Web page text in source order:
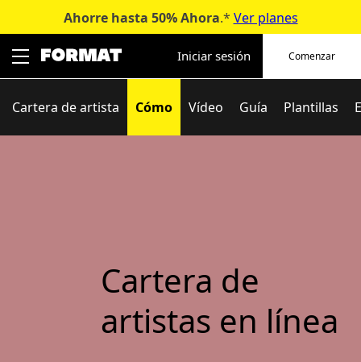
contenido
Ahorre hasta 50% Ahora.* Ver planes
Iniciar sesión Comenzar
Cartera de artista Cómo Vídeo Guía Plantillas
Cartera de
artistas en línea